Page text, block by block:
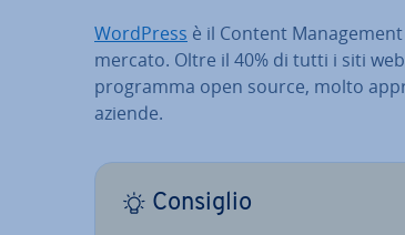
WordPress è il Content
mercato. Oltre il 40% di tutti i siti
programma open source, molto
aziende.
Consiglio